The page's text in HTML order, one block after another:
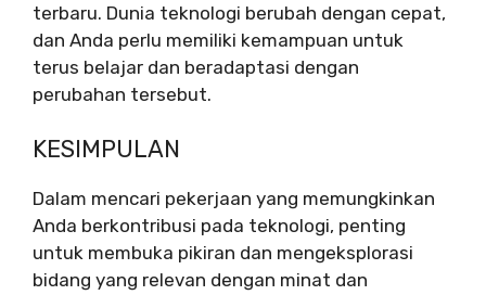
terbaru. Dunia teknologi berubah dengan cepat,
dan Anda perlu memiliki kemampuan untuk
terus belajar dan beradaptasi dengan
perubahan tersebut.
KESIMPULAN
Dalam mencari pekerjaan yang memungkinkan
Anda berkontribusi pada teknologi, penting
untuk membuka pikiran dan mengeksplorasi
bidang yang relevan dengan minat dan